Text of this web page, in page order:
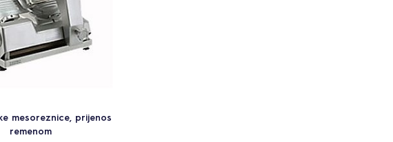
mesoreznice, prijenos
remenom